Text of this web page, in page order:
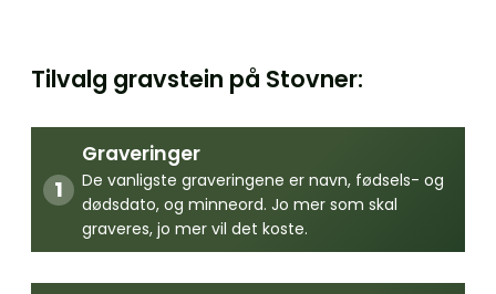
Tilvalg gravstein på Stovner:
Graveringer
De vanligste graveringene er navn, fødsels- og
dødsdato, og minneord. Jo mer som skal
graveres, jo mer vil det koste.